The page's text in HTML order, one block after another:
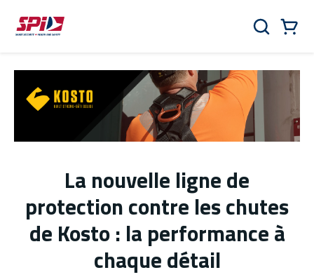
Aller au contenu principal
Skip to menu
Skip to footer
Rechercher
La nouvelle ligne de
protection contre les chutes
de Kosto : la performance à
chaque détail